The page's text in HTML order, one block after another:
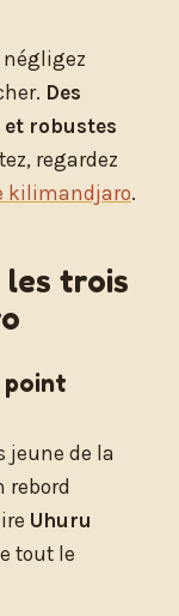
négligez
Des
et robustes
regardez
kilimandjaro.
les trois
point
jeune de la
rebord
Uhuru
tout le